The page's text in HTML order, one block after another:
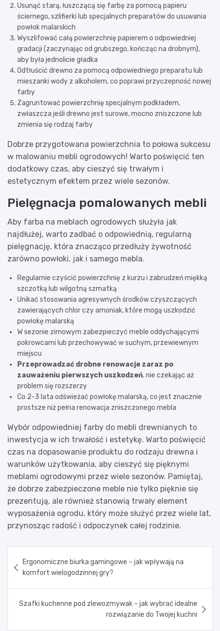
Usunąć starą, łuszczącą się farbę za pomocą papieru
ściernego, szlifierki lub specjalnych preparatów do usuwania
powłok malarskich
Wyszlifować całą powierzchnię papierem o odpowiedniej
gradacji (zaczynając od grubszego, kończąc na drobnym),
aby była jednolicie gładka
Odtłuścić drewno za pomocą odpowiedniego preparatu lub
mieszanki wody z alkoholem, co poprawi przyczepność nowej
farby
Zagruntować powierzchnię specjalnym podkładem,
zwłaszcza jeśli drewno jest surowe, mocno zniszczone lub
zmienia się rodzaj farby
Dobrze przygotowana powierzchnia to połowa sukcesu
w malowaniu mebli ogrodowych! Warto poświęcić ten
dodatkowy czas, aby cieszyć się trwałym i
estetycznym efektem przez wiele sezonów.
Pielęgnacja pomalowanych mebli
Aby farba na meblach ogrodowych służyła jak
najdłużej, warto zadbać o odpowiednią, regularną
pielęgnację, która znacząco przedłuży żywotność
zarówno powłoki, jak i samego mebla.
Regularnie czyścić powierzchnię z kurzu i zabrudzeń miękką
szczotką lub wilgotną szmatką
Unikać stosowania agresywnych środków czyszczących
zawierających chlor czy amoniak, które mogą uszkodzić
powłokę malarską
W sezonie zimowym zabezpieczyć meble oddychającymi
pokrowcami lub przechowywać w suchym, przewiewnym
miejscu
Przeprowadzać drobne renowacje zaraz po
zauważeniu pierwszych uszkodzeń, nie czekając aż
problem się rozszerzy
Co 2-3 lata odświeżać powłokę malarską, co jest znacznie
prostsze niż pełna renowacja zniszczonego mebla
Wybór odpowiedniej farby do mebli drewnianych to
inwestycja w ich trwałość i estetykę. Warto poświęcić
czas na dopasowanie produktu do rodzaju drewna i
warunków użytkowania, aby cieszyć się pięknymi
meblami ogrodowymi przez wiele sezonów. Pamiętaj,
że dobrze zabezpieczone meble nie tylko pięknie się
prezentują, ale również stanowią trwały element
wyposażenia ogrodu, który może służyć przez wiele lat,
przynosząc radość i odpoczynek całej rodzinie.
wpisu
Ergonomiczne biurka gamingowe – jak wpływają na
komfort wielogodzinnej gry?
Szafki kuchenne pod zlewozmywak – jak wybrać idealne
rozwiązanie do Twojej kuchni